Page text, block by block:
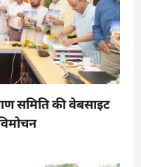
समिति की वेबसाइट